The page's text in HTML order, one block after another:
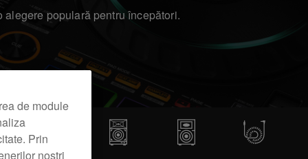
populară pentru începători.
de module
Prin
noștri